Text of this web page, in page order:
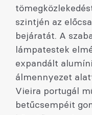
szintjén az
bejáratát. A
lámpatestek
expandált
álmennyezet
Vieira portugál
betűcsempéit